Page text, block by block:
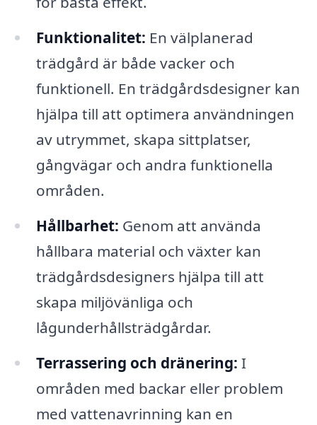
Funktionalitet: En välplanerad
trädgård är både vacker och
funktionell. En trädgårdsdesigner kan
hjälpa till att optimera användningen
av utrymmet, skapa sittplatser,
gångvägar och andra funktionella
områden.
Hållbarhet: Genom att använda
hållbara material och växter kan
trädgårdsdesigners hjälpa till att
skapa miljövänliga och
lågunderhållsträdgårdar.
Terrassering och dränering: I
områden med backar eller problem
med vattenavrinning kan en